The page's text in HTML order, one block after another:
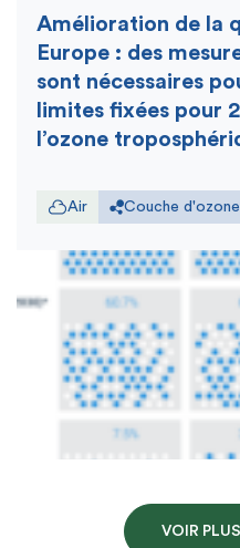
Amélioration de la
Europe : des
sont nécessaires
limites fixées pour
l’ozone
Air Couche d'ozone
VOIR